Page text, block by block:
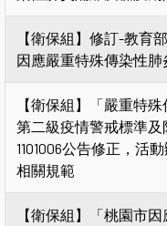
【衛保組】修訂-教育
因應嚴重特殊傳染性肺
【衛保組】「嚴重特殊
第二級疫情警戒標準及
1101006公告修正，活
相關規範
【衛保組】「桃園市